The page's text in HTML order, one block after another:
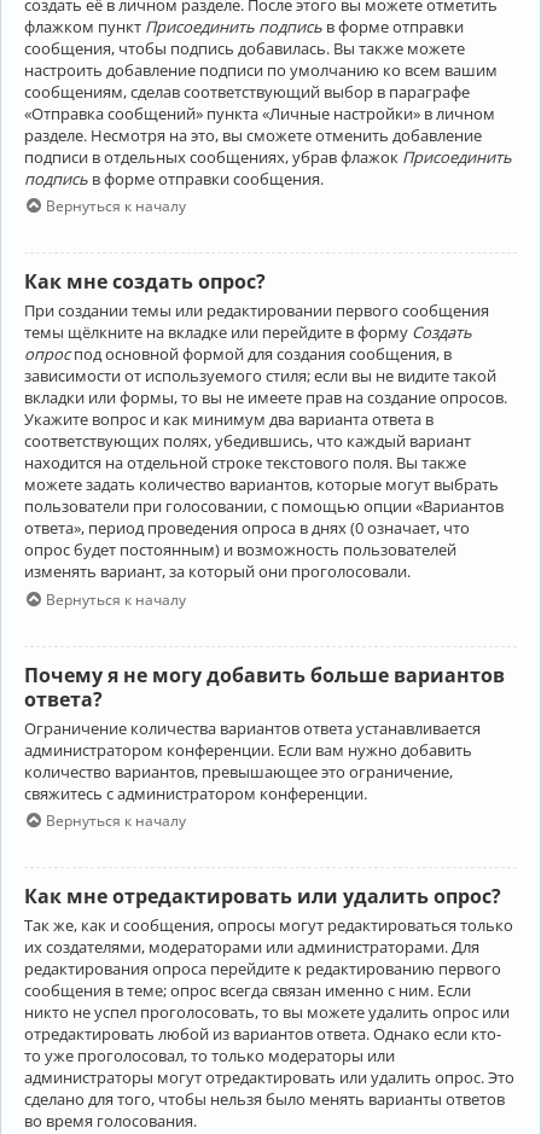
флажком пункт Присоединить подпись в форме отправки
сообщения, чтобы подпись добавилась. Вы также можете
настроить добавление подписи по умолчанию ко всем вашим
сообщениям, сделав соответствующий выбор в параграфе
«Отправка сообщений» пункта «Личные настройки» в личном
разделе. Несмотря на это, вы сможете отменить добавление
подписи в отдельных сообщениях, убрав флажок Присоединить
подпись в форме отправки сообщения.
Вернуться к началу
Как мне создать опрос?
При создании темы или редактировании первого сообщения
темы щёлкните на вкладке или перейдите в форму Создать
опроспод основной формой для создания сообщения, в
зависимости от используемого стиля; если вы не видите такой
вкладки или формы, то вы не имеете прав на создание опросов.
Укажите вопрос и как минимум два варианта ответа в
соответствующих полях, убедившись, что каждый вариант
находится на отдельной строке текстового поля. Вы также
можете задать количество вариантов, которые могут выбрать
пользователи при голосовании, с помощью опции «Вариантов
ответа», период проведения опроса в днях (0 означает, что
опрос будет постоянным) и возможность пользователей
изменять вариант, за который они проголосовали.
Вернуться к началу
Почему я не могу добавить больше вариантов
ответа?
Ограничение количества вариантов ответа устанавливается
администратором конференции. Если вам нужно добавить
количество вариантов, превышающее это ограничение,
свяжитесь с администратором конференции.
Вернуться к началу
Как мне отредактировать или удалить опрос?
Так же, как и сообщения, опросы могут редактироваться только
их создателями, модераторами или администраторами. Для
редактирования опроса перейдите к редактированию первого
сообщения в теме; опрос всегда связан именно с ним. Если
никто не успел проголосовать, то вы можете удалить опрос или
отредактировать любой из вариантов ответа. Однако если кто-
то уже проголосовал, то только модераторы или
администраторы могут отредактировать или удалить опрос. Это
сделано для того, чтобы нельзя было менять варианты ответов
во время голосования.